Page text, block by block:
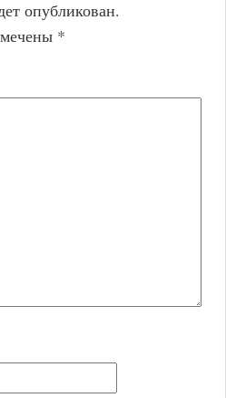
опубликован.
*